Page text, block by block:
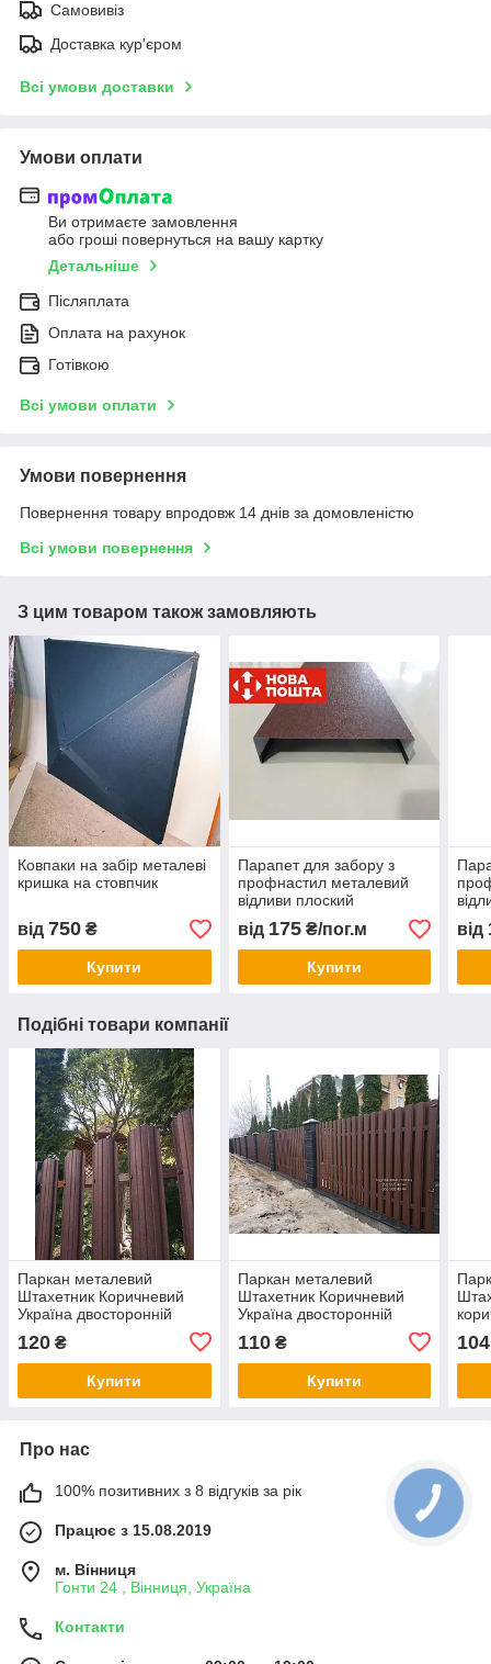
Самовивіз
Доставка кур'єром
Всі умови доставки
Умови оплати
Ви отримаєте замовлення
або гроші повернуться на вашу картку
Детальніше
Післяплата
Оплата на рахунок
Готівкою
Всі умови оплати
Умови повернення
Повернення товару впродовж 14 днів за домовленістю
Всі умови повернення
З цим товаром також замовляють
Ковпаки на забір металеві
кришка на стовпчик
від 750 ₴
Купити
Парапет для забору з
профнастил металевий
відливи плоский
від 175₴/пог.м
Купити
від
Подібні товари компанії
Паркан металевий
Штахетник Коричневий
Україна двосторонній
висота 1,8м рал 8017 мат
0,5 мм
120 ₴
Купити
Паркан металевий
Штахетник Коричневий
Україна двосторонній
висота 2м рал 8017 мат
0,45 мм
110₴
Купити
рал
104
Про нас
100% позитивних з 8 відгуків за рік
Працює з 15.08.2019
м. Вінниця
Гонти 24 , Вінниця, Україна
Контакти